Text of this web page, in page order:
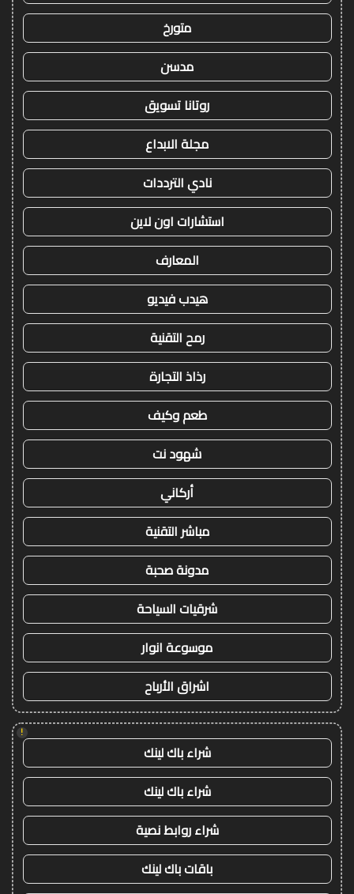
متورخ
مدسن
روتانا تسويق
مجلة الابداع
نادي الترددات
استشارات اون لاين
المعارف
هيدب فيديو
رمح التقنية
رذاذ التجارة
طعم وكيف
شهود نت
أركاني
مباشر التقنية
مدونة صحبة
شرقيات السياحة
موسوعة انوار
اشراق الأرباح
!
شراء باك لينك
شراء باك لينك
شراء روابط نصية
باقات باك لينك